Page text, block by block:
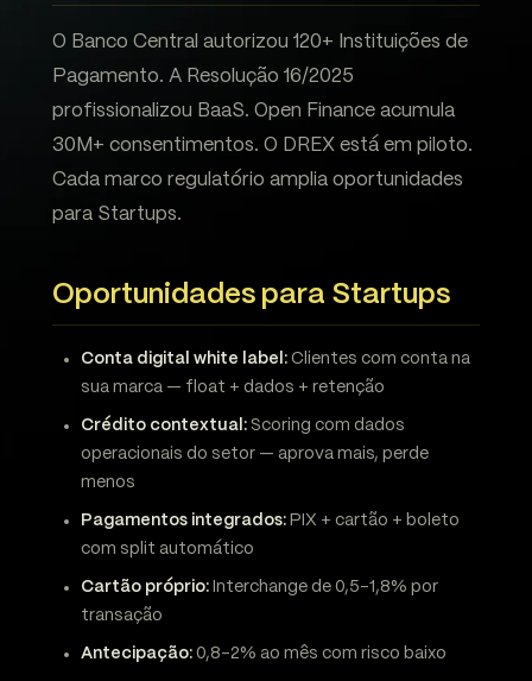
O Banco Central autorizou 120+ Instituições de
Pagamento. A Resolução 16/2025
profissionalizou BaaS. Open Finance acumula
30M+ consentimentos. O DREX está em piloto.
Cada marco regulatório amplia oportunidades
para Startups.
Oportunidades para Startups
Conta digital white label: Clientes com conta na
sua marca — float + dados + retenção
Crédito contextual: Scoring com dados
operacionais do setor — aprova mais, perde
menos
Pagamentos integrados: PIX + cartão + boleto
com split automático
Cartão próprio: Interchange de 0,5-1,8% por
transação
Antecipação: 0,8-2% ao mês com risco baixo